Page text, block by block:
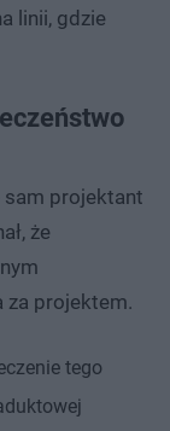
linii, gdzie
sam projektant
że
za projektem.
tego